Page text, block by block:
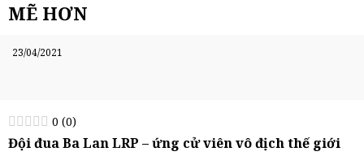
MẼ HƠN
23/04/2021
0 (0)
Đội đua Ba Lan LRP – ứng cử viên vô địch thế giới